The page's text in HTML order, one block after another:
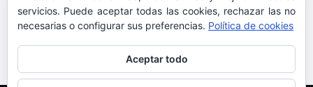
1 2 3
servicios. Puede aceptar todas las cookies, rechazar las no
necesarias o configurar sus preferencias. Política de cookies
Aceptar todo